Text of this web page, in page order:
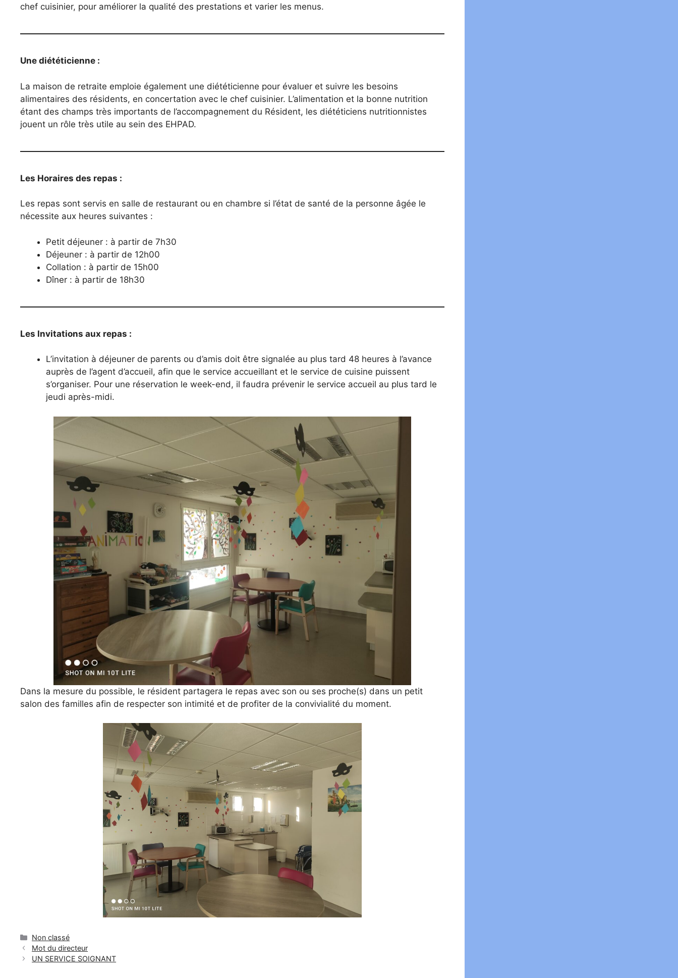
chef cuisinier, pour améliorer la qualité des prestations et varier les menus.
Une diététicienne :
La maison de retraite emploie également une diététicienne pour évaluer et suivre les besoins
alimentaires des résidents, en concertation avec le chef cuisinier. L’alimentation et la bonne nutrition
étant des champs très importants de l’accompagnement du Résident, les diététiciens nutritionnistes
jouent un rôle très utile au sein des EHPAD.
Les Horaires des repas :
Les repas sont servis en salle de restaurant ou en chambre si l’état de santé de la personne âgée le
nécessite aux heures suivantes :
Petit déjeuner : à partir de 7h30
Déjeuner : à partir de 12h00
Collation : à partir de 15h00
Dîner : à partir de 18h30
Les Invitations aux repas :
L’invitation à déjeuner de parents ou d’amis doit être signalée au plus tard 48 heures à l’avance
auprès de l’agent d’accueil, afin que le service accueillant et le service de cuisine puissent
s’organiser. Pour une réservation le week-end, il faudra prévenir le service accueil au plus tard le
jeudi après-midi.
Dans la mesure du possible, le résident partagera le repas avec son ou ses proche(s) dans un petit
salon des familles afin de respecter son intimité et de profiter de la convivialité du moment.
Catégories
Non classé
Mot du directeur
UN SERVICE SOIGNANT